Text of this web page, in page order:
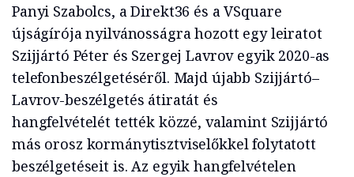
Panyi Szabolcs, a Direkt36 és a VSquare
újságírója nyilvánosságra hozott egy leiratot
Szijjártó Péter és Szergej Lavrov egyik 2020-as
telefonbeszélgetéséről. Majd újabb Szijjártó–
Lavrov-beszélgetés átiratát és
hangfelvételét tették közzé, valamint Szijjártó
más orosz kormánytisztviselőkkel folytatott
beszélgetéseit is. Az egyik hangfelvételen